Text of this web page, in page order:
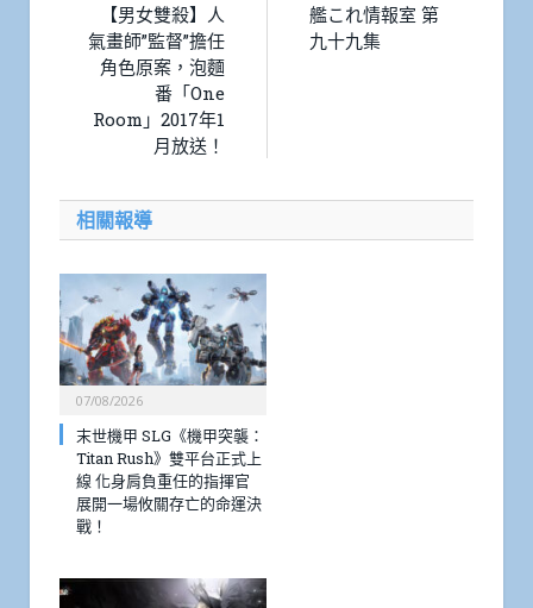
【男女雙殺】人
氣畫師”監督”擔任
角色原案，泡麵
番「One
Room」2017年1
月放送！
艦これ情報室 第
九十九集
相關報導
07/08/2026
末世機甲 SLG《機甲突襲：
Titan Rush》雙平台正式上
線 化身肩負重任的指揮官
展開一場攸關存亡的命運決
戰！